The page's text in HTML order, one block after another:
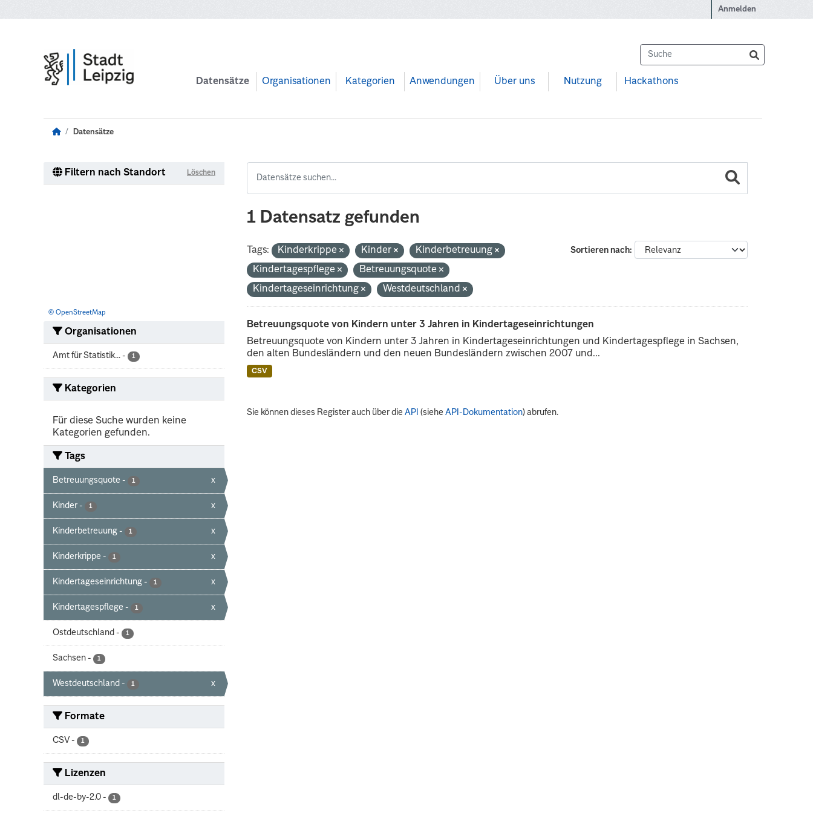
Anmelden
Datensätze Organisationen Kategorien Anwendungen Über uns Nutzung Hackathons
Datensätze
Filtern nach Standort Löschen
© OpenStreetMap
Organisationen
Amt für Statistik... - 1
Kategorien
Für diese Suche wurden keine
Kategorien gefunden.
Tags
Betreuungsquote - 1 x
Kinder - 1 x
Kinderbetreuung - 1 x
Kinderkrippe - 1 x
Kindertageseinrichtung - 1 x
Kindertagespflege - 1 x
Ostdeutschland - 1
Sachsen - 1
Westdeutschland - 1 x
Formate
CSV - 1
Lizenzen
dl-de-by-2.0 - 1
1 Datensatz gefunden
Sortieren nach
Tags: Kinderkrippe Kinder
Kinderbetreuung
Kindertagespflege
Betreuungsquote
Kindertageseinrichtung
Westdeutschland
Betreuungsquote von Kindern unter 3 Jahren in Kindertageseinrichtungen
Betreuungsquote von Kindern unter 3 Jahren in Kindertageseinrichtungen und Kindertagespflege in Sachsen,
den alten Bundesländern und den neuen Bundesländern zwischen 2007 und...
CSV
Sie können dieses Register auch über dieAPI (sieheAPI-Dokumentation) abrufen.